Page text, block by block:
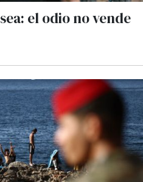
el odio no vende